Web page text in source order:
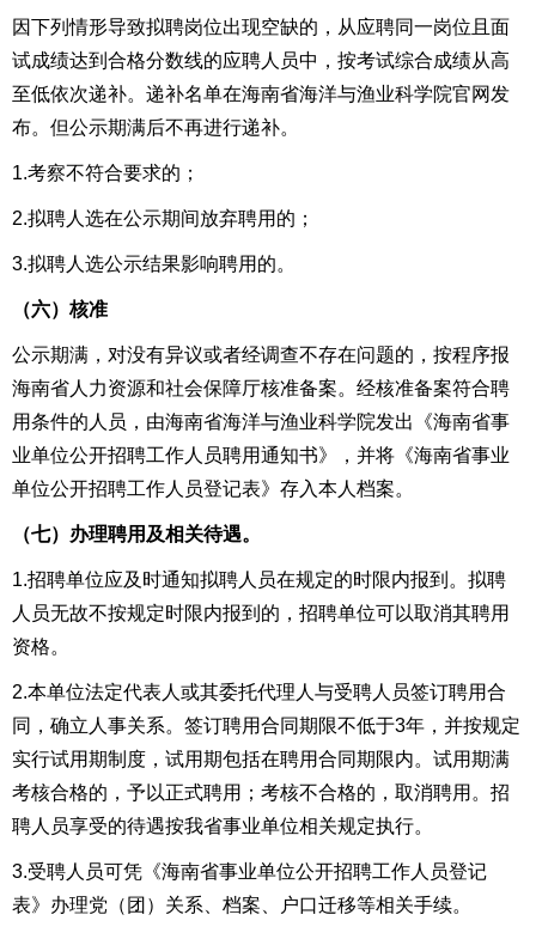
因下列情形导致拟聘岗位出现空缺的，从应聘同一岗位且面
试成绩达到合格分数线的应聘人员中，按考试综合成绩从高
至低依次递补。递补名单在海南省海洋与渔业科学院官网发
布。但公示期满后不再进行递补。
1.考察不符合要求的；
2.拟聘人选在公示期间放弃聘用的；
3.拟聘人选公示结果影响聘用的。
（六）核准
公示期满，对没有异议或者经调查不存在问题的，按程序报
海南省人力资源和社会保障厅核准备案。经核准备案符合聘
用条件的人员，由海南省海洋与渔业科学院发出《海南省事
业单位公开招聘工作人员聘用通知书》，并将《海南省事业
单位公开招聘工作人员登记表》存入本人档案。
（七）办理聘用及相关待遇。
1.招聘单位应及时通知拟聘人员在规定的时限内报到。拟聘
人员无故不按规定时限内报到的，招聘单位可以取消其聘用
资格。
2.本单位法定代表人或其委托代理人与受聘人员签订聘用合
同，确立人事关系。签订聘用合同期限不低于3年，并按规定
实行试用期制度，试用期包括在聘用合同期限内。试用期满
考核合格的，予以正式聘用；考核不合格的，取消聘用。招
聘人员享受的待遇按我省事业单位相关规定执行。
3.受聘人员可凭《海南省事业单位公开招聘工作人员登记
表》办理党（团）关系、档案、户口迁移等相关手续。